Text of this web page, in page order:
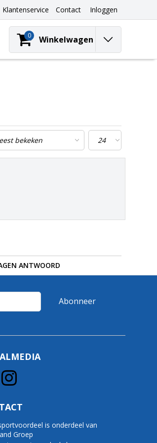
Klantenservice Contact Inloggen
0 Winkelwagen
ANTWOORD
Abonneer
is onderdeel van
Groep